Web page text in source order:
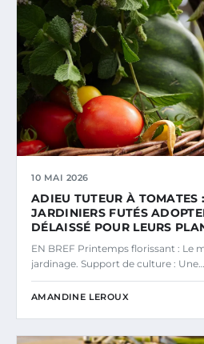
10 MAI 2026
ADIEU TUTEUR À TOMATES
JARDINIERS FUTÉS
DÉLAISSÉ POUR LEURS
EN BREF Printemps florissant : Le
jardinage. Support de culture : Une…
AMANDINE LEROUX